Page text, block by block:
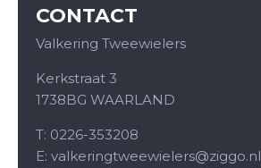
CONTACT
Valkering Tweewielers
Kerkstraat 3
1738BG WAARLAND
T: 0226-353208
E: valkeringtweewielers@ziggo.nl